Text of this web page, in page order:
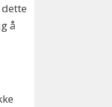
å